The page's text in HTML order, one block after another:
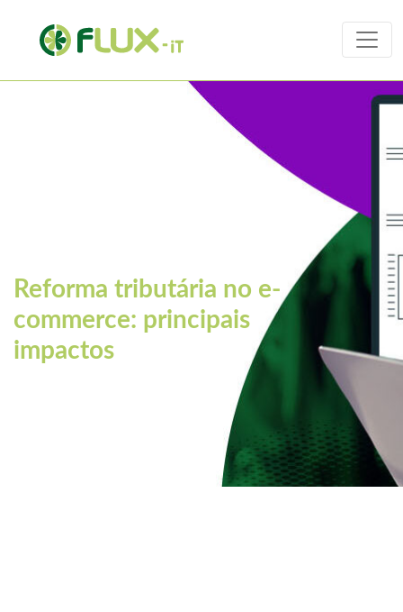
Reforma tributária no e-
commerce: principais
impactos